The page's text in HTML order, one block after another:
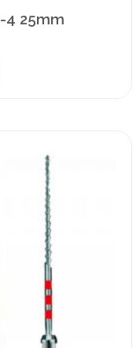
4 25mm